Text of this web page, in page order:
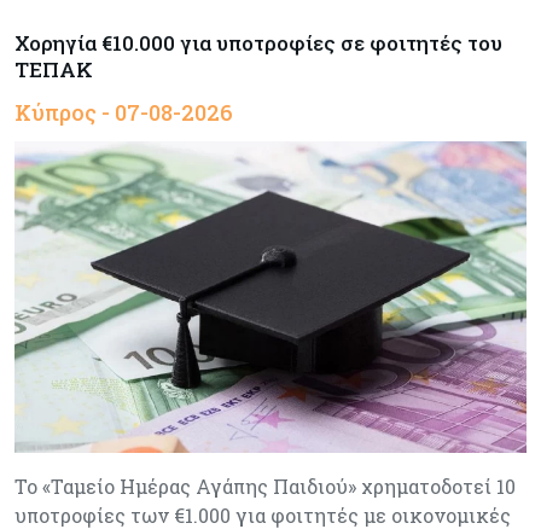
Χορηγία €10.000 για υποτροφίες σε φοιτητές του
ΤΕΠΑΚ
Κύπρος - 07-08-2026
Το «Ταμείο Ημέρας Αγάπης Παιδιού» χρηματοδοτεί 10
υποτροφίες των €1.000 για φοιτητές με οικονομικές